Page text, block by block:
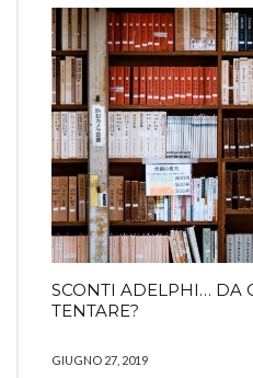
SCONTI ADELPHI… DA
TENTARE?
GIUGNO 27, 2019